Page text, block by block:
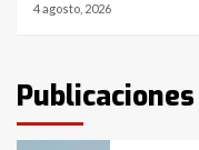
4 agosto, 2026
fueron
tarde